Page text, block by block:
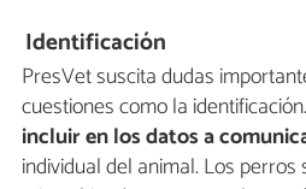
Identificación
PresVet suscita dudas
cuestiones como la
incluir en los datos a
individual del animal. Los